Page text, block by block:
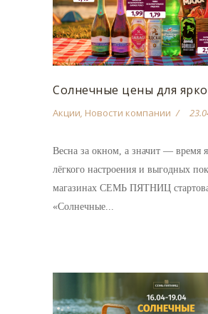
Солнечные цены для
Акции, Новости компании
Весна за окном, а значит — время
лёгкого настроения и выгодных
магазинах СЕМЬ ПЯТНИЦ
«Солнечные...